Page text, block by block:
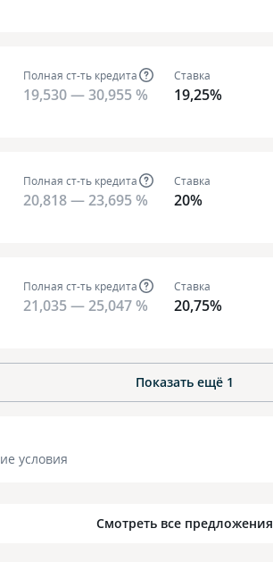
Полная ст-ть кредита
19,530 — 30,955 %
Ставка
19,25%
Полная ст-ть кредита
20,818 — 23,695 %
Ставка
20%
Полная ст-ть кредита
21,035 — 25,047 %
Ставка
20,75%
Показать ещё 1
условия
Смотреть все предложения